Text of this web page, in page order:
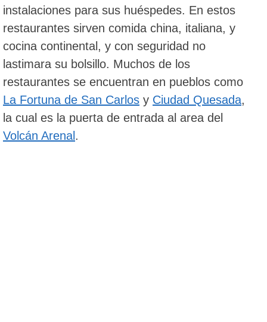
instalaciones para sus huéspedes. En estos
restaurantes sirven comida china, italiana, y
cocina continental, y con seguridad no
lastimara su bolsillo. Muchos de los
restaurantes se encuentran en pueblos como
La Fortuna de San Carlos y Ciudad Quesada,
la cual es la puerta de entrada al area del
Volcán Arenal .